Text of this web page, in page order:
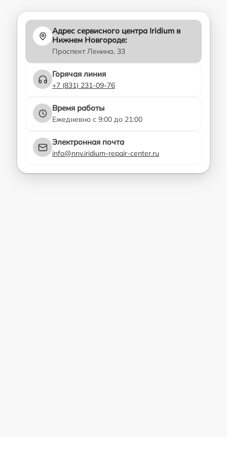
Адрес сервисного центра Iridium в
Нижнем Новгороде:
Проспект Ленина, 33
Горячая линия
+7 (831) 231-09-76
Время работы
Ежедневно с 9:00 до 21:00
Электронная почта
info@nnv.iridium-repair-center.ru